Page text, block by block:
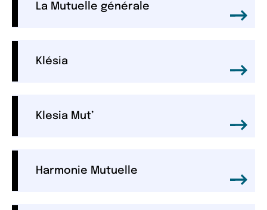
La Mutuelle générale
Klésia
Klesia Mut’
Harmonie Mutuelle